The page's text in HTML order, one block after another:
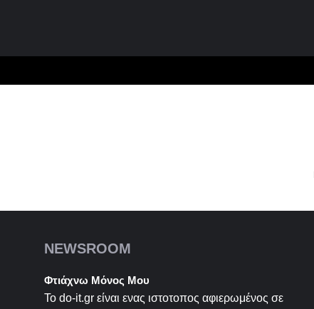
NEWSROOM
Φτιάχνω Μόνος Μου
Το do-it.gr είναι ενας ιστοτοπος αφιερωμένος σε